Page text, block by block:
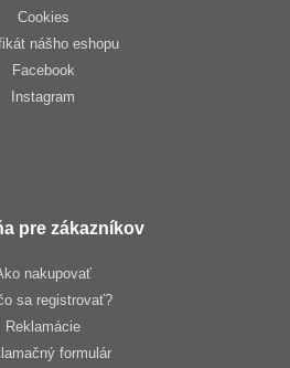
Cookies
nášho eshopu
Facebook
Instagram
pre zákazníkov
nakupovať
sa registrovať?
Reklamácie
formulár